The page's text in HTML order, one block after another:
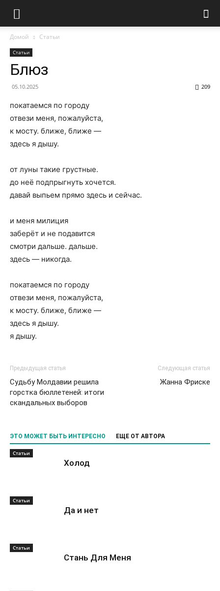
Домой Статьи
Статьи
Блюз
05.10.2025 209
покатаемся по городу
отвези меня, пожалуйста,
к мосту. ближе, ближе —
здесь я дышу.
от луны такие грустные.
до неё подпрыгнуть хочется.
давай выпьем прямо здесь и сейчас.
и меня милиция
заберёт и не подавится
смотри дальше. дальше.
здесь — никогда.
покатаемся по городу
отвези меня, пожалуйста,
к мосту. ближе, ближе —
здесь я дышу.
я дышу.
Предыдущая статья
Судьбу Молдавии решила
горстка бюллетеней: итоги
скандальных выборов
Следующая статья
Жанна Фриске
ЭТО МОЖЕТ БЫТЬ ИНТЕРЕСНО ЕЩЕ ОТ АВТОРА
Статьи
Холод
Статьи
Да и нет
Статьи
Стань Для Меня